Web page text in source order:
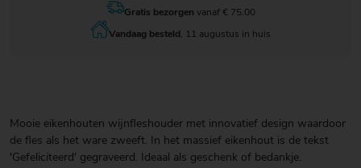
Gratis bezorgen vanaf € 75.00
Vandaag besteld , 11 augustus in huis
Mooie eikenhouten wijnfleshouder met innovatief design waardoor
de fles als het ware zweeft. In het massief eikenhout is de tekst
'Gefeliciteerd' gegraveerd. Ideaal als geschenk of bedankje.